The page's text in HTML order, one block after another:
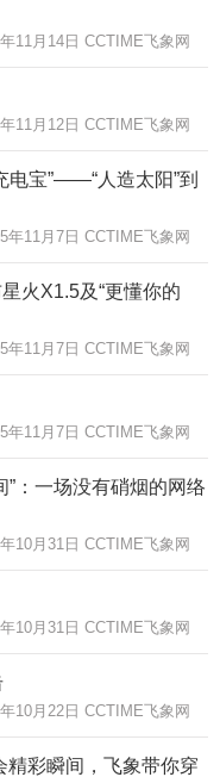
11月14日 CCTIME飞象网
11月12日 CCTIME飞象网
电宝”——“人造太阳”到
年11月7日 CCTIME飞象网
火X1.5及“更懂你的
年11月7日 CCTIME飞象网
年11月7日 CCTIME飞象网
：一场没有硝烟的网络
10月31日 CCTIME飞象网
10月31日 CCTIME飞象网
10月22日 CCTIME飞象网
彩瞬间，飞象带你穿